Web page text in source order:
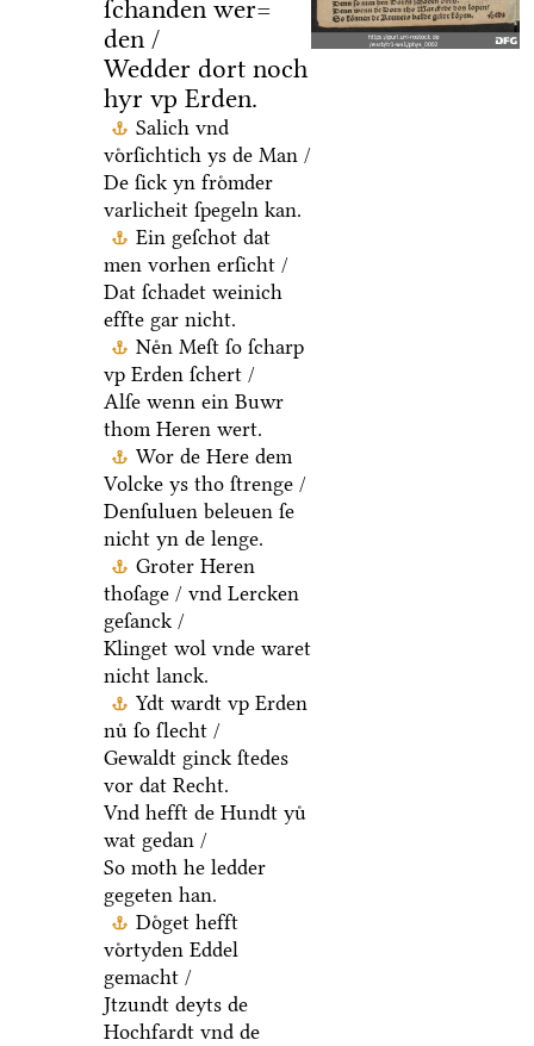
ſchanden wer=
den /
Wedder dort noch
hyr vp Erden.
Salich vnd
voͤrſichtich ys de Man /
De ſick yn froͤmder
varlicheit ſpegeln kan.
Ein geſchot dat
men vorhen erſicht /
Dat ſchadet weinich
effte gar nicht.
Neͤn Meſt ſo ſcharp
vp Erden ſchert /
Alſe wenn ein Buwr
thom Heren wert.
Wor de Here dem
Volcke ys tho ſtrenge /
Denſuluen beleuen ſe
nicht yn de lenge.
Groter Heren
thoſage / vnd Lercken
geſanck /
Klinget wol vnde waret
nicht lanck.
Ydt wardt vp Erden
nuͤ ſo ſlecht /
Gewaldt ginck ſtedes
vor dat Recht.
Vnd hefft de Hundt yuͤ
wat gedan /
So moth he ledder
gegeten han.
Doͤget hefft
voͤrtyden Eddel
gemacht /
Jtzundt deyts de
Hochfardt vnd de